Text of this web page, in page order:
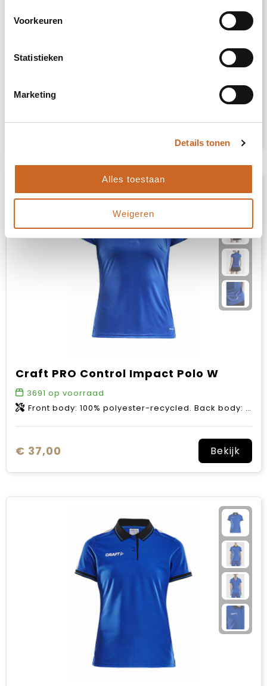
Voorkeuren
Statistieken
Marketing
Details tonen
Alles toestaan
Weigeren
Front body: 100% polyester-recycled. Back body: 97% polyester-recycled, 3% polyester.
€ 37,00 Bekijk
Craft PRO Control Impact Polo W
3691 op voorraad
Front body: 100% polyester-recycled. Back body: 97% polyester-recycled, 3% polyester.
€ 37,00 Bekijk